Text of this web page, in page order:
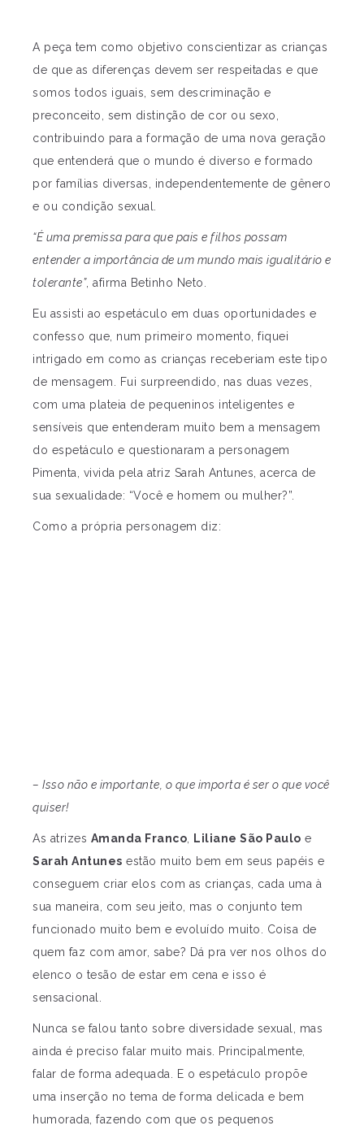
A peça tem como objetivo conscientizar as crianças
de que as diferenças devem ser respeitadas e que
somos todos iguais, sem descriminação e
preconceito, sem distinção de cor ou sexo,
contribuindo para a formação de uma nova geração
que entenderá que o mundo é diverso e formado
por famílias diversas, independentemente de gênero
e ou condição sexual.
“É uma premissa para que pais e filhos possam
entender a importância de um mundo mais igualitário e
tolerante”, afirma Betinho Neto.
Eu assisti ao espetáculo em duas oportunidades e
confesso que, num primeiro momento, fiquei
intrigado em como as crianças receberiam este tipo
de mensagem. Fui surpreendido, nas duas vezes,
com uma plateia de pequeninos inteligentes e
sensíveis que entenderam muito bem a mensagem
do espetáculo e questionaram a personagem
Pimenta, vivida pela atriz Sarah Antunes, acerca de
sua sexualidade: “Você e homem ou mulher?”.
Como a própria personagem diz:
– Isso não e importante, o que importa é ser o que você
quiser!
As atrizes Amanda Franco Liliane São Paulo e
Sarah Antunes estão muito bem em seus papéis e
conseguem criar elos com as crianças, cada uma à
sua maneira, com seu jeito, mas o conjunto tem
funcionado muito bem e evoluído muito. Coisa de
quem faz com amor, sabe? Dá pra ver nos olhos do
elenco o tesão de estar em cena e isso é
sensacional.
Nunca se falou tanto sobre diversidade sexual, mas
ainda é preciso falar muito mais. Principalmente,
falar de forma adequada. E o espetáculo propõe
uma inserção no tema de forma delicada e bem
humorada, fazendo com que os pequenos